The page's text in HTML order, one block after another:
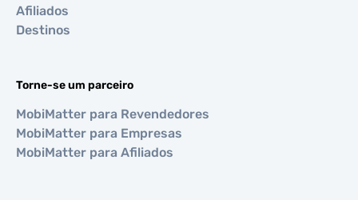
Afiliados
Destinos
Torne-se um parceiro
MobiMatter para Revendedores
MobiMatter para Empresas
MobiMatter para Afiliados